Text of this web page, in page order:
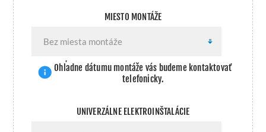
MIESTO MONTÁŽE
Ohľadne dátumu montáže vás budeme kontaktovať
telefonicky.
UNIVERZÁLNE ELEKTROINŠTALÁCIE